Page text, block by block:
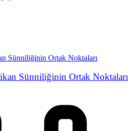
Sünniliğinin Ortak Noktaları